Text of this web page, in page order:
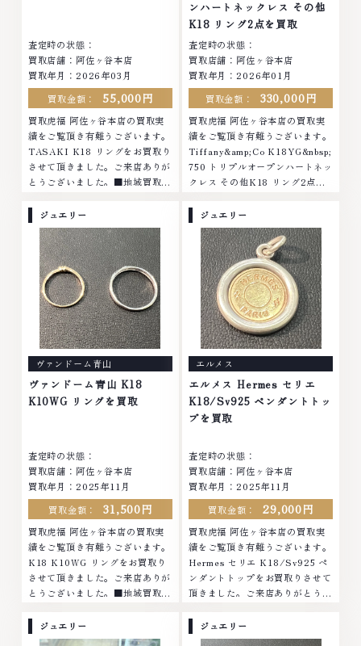
査定時の状態：
買取店舗：阿佐ヶ谷本店
買取年月：2026年03月
買取金額：
55,000円
買取虎福 阿佐ヶ谷本店の買取実
績をご覧頂き有難うございます。
TASAKI K18 リングをお買取り
させて頂きました。ご来店ありが
とうございました。■地域買取
ンド ブランド品 ブランド衣類 お
酒買取りのことなら、お任せくだ
さいなかでも金・プラチナ等のア
クセサリー・貴金属・宝石・ダイ
ヤモンド・ジュエリーや ブラン
ド品・時計等は特に自信を持っ
て、高額査定を実現しておりま
す。 古くて使わなくなってしま
ったアクセサリー、動かなくなっ
てしまった腕時計、多くのお品物
の高価買取りを実現しており、他
店ではお値段の付かなかったお品
物でも、一点一点丁寧に無料で査
無休
ンハートネックレス その他
K18 リング2点を買取
査定時の状態：
買取店舗：阿佐ヶ谷本店
買取年月：2026年01月
買取金額：
330,000円
買取虎福 阿佐ヶ谷本店の買取実
績をご覧頂き有難うございます。
Tiffany&amp;Co K18YG&nbsp;
750 トリプルオープンハートネッ
クレス その他K18 リング2点
た。ご来店ありがとうございまし
た。■地域買取No.1へ挑戦金 プ
ラチナ ダイヤモンド ブランド品
ブランド衣類 お酒買取りのこと
なら、お任せくださいなかでも
金・プラチナ等のアクセサリー・
貴金属・宝石・ダイヤモンド・ジ
ュエリーや ブランド品・時計等
は特に自信を持って、高額査定を
実現しております。 古くて使わ
なくなってしまったアクセサリ
ー、動かなくなってしまった腕時
計、多くのお品物の高価買取りを
実現しており、他店ではお値段の
付かなかったお品物でも、一点一
軽にご連絡ください。TEL:
0120-959-764営業時間: 10:00
～19:00定休日: 年中無休
ジュエリー
ヴァンドーム青山
ヴァンドーム青山 K18
K10WG リングを買取
査定時の状態：
買取店舗：阿佐ヶ谷本店
買取年月：2025年11月
買取金額：
31,500円
買取虎福 阿佐ヶ谷本店の買取実
績をご覧頂き有難うございます。
K18 K10WG リングをお買取り
させて頂きました。ご来店ありが
とうございました。■地域買取
ンド ブランド品 ブランド衣類 お
酒買取りのことなら、お任せくだ
ジュエリー
エルメス
エルメス Hermes セリエ
K18/Sv925 ペンダントトッ
プを買取
査定時の状態：
買取店舗：阿佐ヶ谷本店
買取年月：2025年11月
買取金額：
29,000円
買取虎福 阿佐ヶ谷本店の買取実
績をご覧頂き有難うございます。
Hermes セリエ K18/Sv925 ペ
ンダントトップをお買取りさせて
頂きました。ご来店ありがとうご
挑戦金 プラチナ ダイヤモンド ブ
ランド品 ブランド衣類 お酒買取
ジュエリー ジュエリー